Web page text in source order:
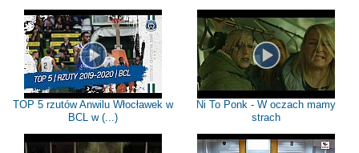
TOP 5 rzutów Anwilu Włocławek w
BCL w (...)
Ni To Ponk - W oczach mamy
strach